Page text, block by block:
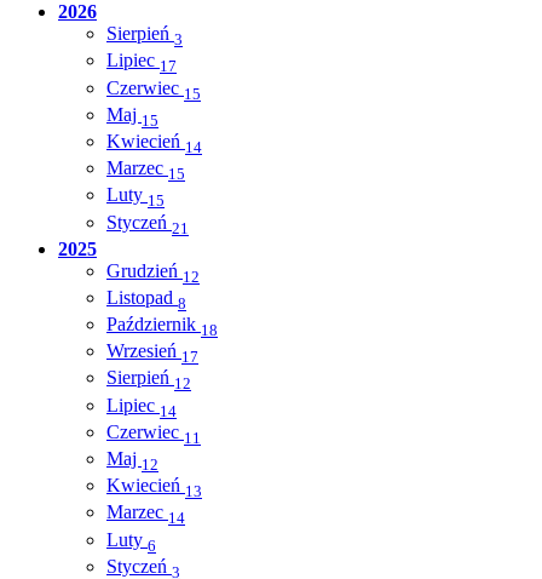
2026
Sierpień 3
Lipiec 17
Czerwiec 15
Maj 15
Kwiecień 14
Marzec 15
Luty 15
Styczeń 21
2025
Grudzień 12
Listopad 8
Październik 18
Wrzesień 17
Sierpień 12
Lipiec 14
Czerwiec 11
Maj 12
Kwiecień 13
Marzec 14
Luty 6
Styczeń 3